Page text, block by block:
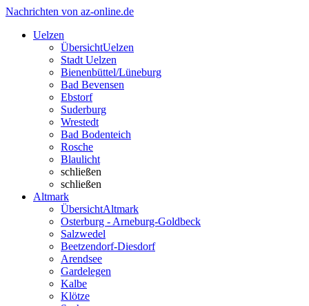
Nachrichten von az-online.de
Uelzen
ÜbersichtUelzen
Stadt Uelzen
Bienenbüttel/Lüneburg
Bad Bevensen
Ebstorf
Suderburg
Wrestedt
Bad Bodenteich
Rosche
Blaulicht
schließen
schließen
Altmark
ÜbersichtAltmark
Osterburg - Arneburg-Goldbeck
Salzwedel
Beetzendorf-Diesdorf
Arendsee
Gardelegen
Kalbe
Klötze